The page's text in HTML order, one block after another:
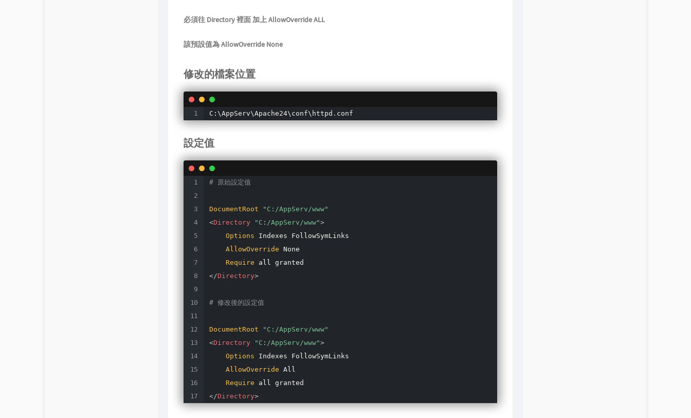
必須往 Directory 裡面 加上 AllowOverride ALL
該預設值為 AllowOverride None
修改的檔案位置
C:\AppServ\Apache24\conf\httpd . conf
設定值
# 原始設定值
DocumentRoot
"C:/AppServ/www"
<Directory "C : /AppServ/www">
Options Indexes FollowSymLinks
AllowOverride None
Require
</Directory>
# 修改後的設定值
DocumentRoot
"C:/AppServ/www"
<Directory "C : /AppServ/www">
Options Indexes FollowSymLinks
AllowOverride All
Require
</Directory>